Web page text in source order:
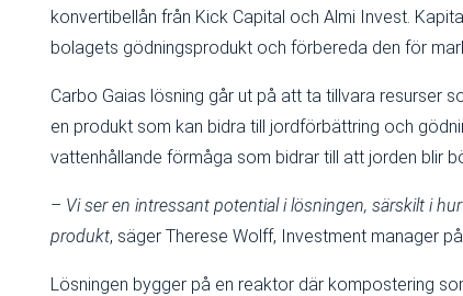
konvertibellån från Kick Capital och Almi Invest.
bolagets gödningsprodukt och förbereda den för
Carbo Gaias lösning går ut på att ta tillvara resurser
en produkt som kan bidra till jordförbättring och
vattenhållande förmåga som bidrar till att jorden blir
– Vi ser en intressant potential i lösningen, särskilt i
produkt, säger Therese Wolff, Investment manager
Lösningen bygger på en reaktor där kompostering